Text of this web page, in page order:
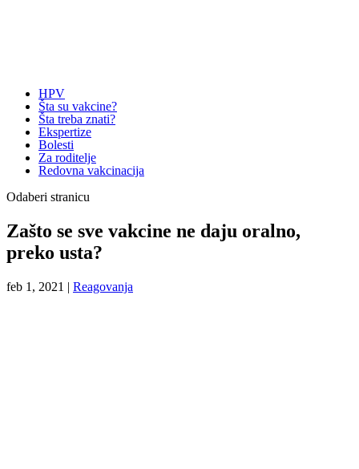
HPV
Šta su vakcine?
Šta treba znati?
Ekspertize
Bolesti
Za roditelje
Redovna vakcinacija
Odaberi stranicu
Zašto se sve vakcine ne daju oralno,
preko usta?
feb 1, 2021 | Reagovanja